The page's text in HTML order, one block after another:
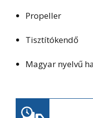
Propeller
Tisztítókendő
Magyar nyelvű